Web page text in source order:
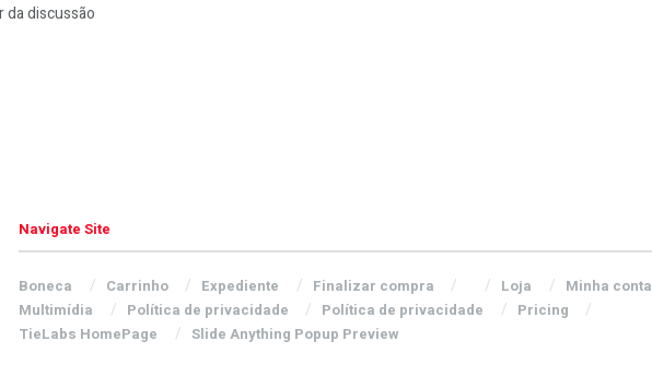
da discussão
Navigate Site
Boneca Carrinho Expediente Finalizar compra Loja
Minha conta
Multimídia
Política de privacidade Política de privacidade
Pricing
TieLabs HomePage
Slide Anything Popup Preview